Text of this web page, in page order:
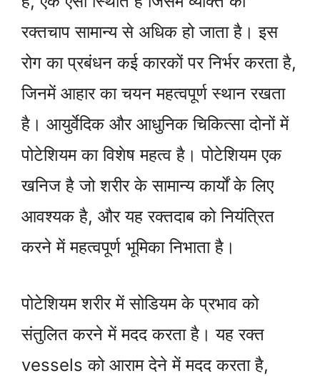
रक्तचाप सामान्य से अधिक हो जाता है। इस
रोग का प्रबंधन कई कारकों पर निर्भर करता है,
जिनमें आहार का चयन महत्वपूर्ण स्थान रखता
है। आयुर्वेदिक और आधुनिक चिकित्सा दोनों में
पोटेशियम का विशेष महत्व है। पोटेशियम एक
खनिज है जो शरीर के सामान्य कार्यों के लिए
आवश्यक है, और यह रक्तदाब को नियंत्रित
करने में महत्वपूर्ण भूमिका निभाता है।
पोटेशियम शरीर में सोडियम के प्रभाव को
संतुलित करने में मदद करता है। यह रक्त
vessels को आराम देने में मदद करता है,